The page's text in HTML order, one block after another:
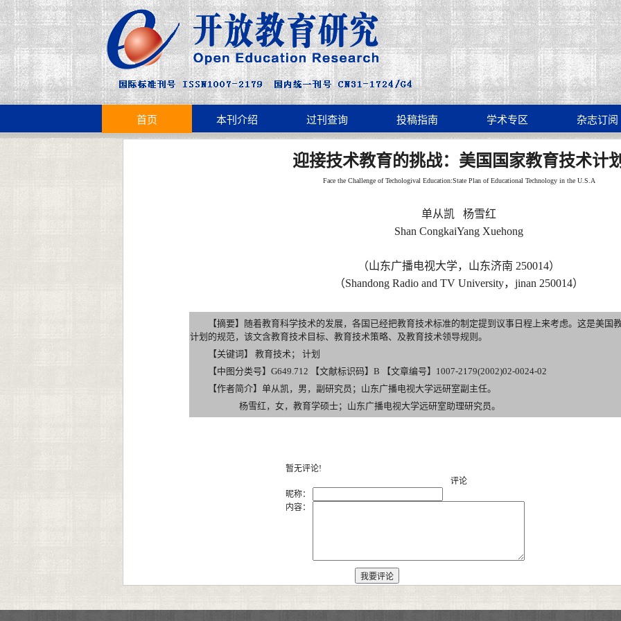
首页 本刊介绍 过刊查询 投稿指南 学术专区 杂志订阅
迎接技术教育的挑战：美国国家教育技术计
Face the Challenge of Techologival Education:State Plan of Educational Technology in the U.S.A
单从凯 杨雪红
Shan CongkaiYang Xuehong
（山东广播电视大学，山东济南 250014）
（Shandong Radio and TV University，jinan 250014）
【摘要】随着教育科学技术的发展，各国已经把教育技术标准的制定提到议事日程上来考虑。这是美国
计划的规范，该文含教育技术目标、教育技术策略、及教育技术领导规则。
【关键词】 教育技术； 计划
【中图分类号】G649.712 【文献标识码】B 【文章编号】1007-2179(2002)02-0024-02
【作者简介】单从凯，男，副研究员；山东广播电视大学远研室副主任。
杨雪红，女，教育学硕士；山东广播电视大学远研室助理研究员。
暂无评论!
评论
昵称：
内容：